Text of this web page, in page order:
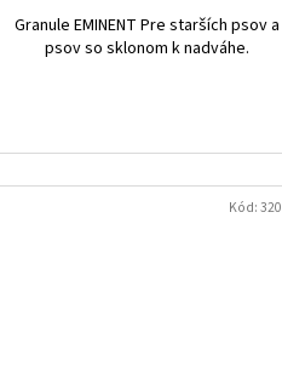
Granule EMINENT Pre starších psov a
psov so sklonom k nadváhe.
Kód:320